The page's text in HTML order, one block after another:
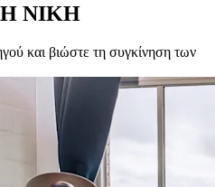
ΝΙΚΗ
και βιώστε τη συγκίνηση των